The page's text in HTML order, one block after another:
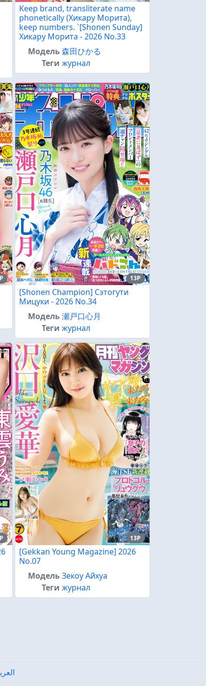
Keep brand, transliterate name
phonetically (Хикару Морита),
keep numbers. `[Shonen Sunday]
Хикару Морита - 2026 No.33
Модель森田ひかる
Теги журнал
13P
[Shonen Champion] Сэтогути
Мицуки - 2026 No.34
Модель瀬戸口心月
Теги журнал
13P
[Gekkan Young Magazine] 2026
No.07
МодельЗекоу Айхуа
Теги журнал